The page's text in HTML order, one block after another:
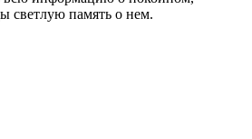
светлую память о нем.